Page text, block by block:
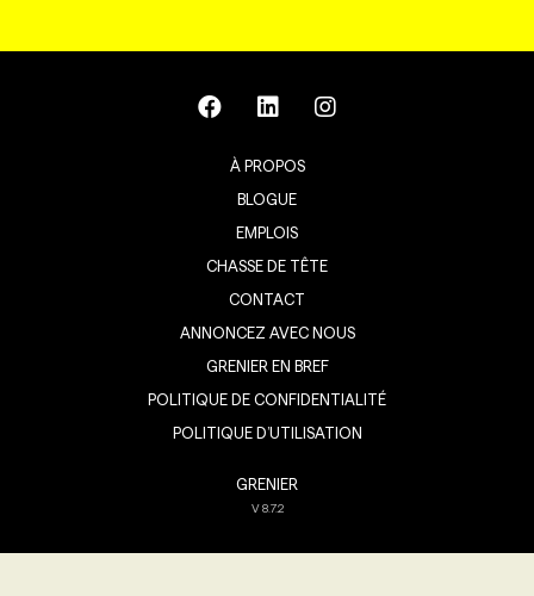
À PROPOS
BLOGUE
EMPLOIS
CHASSE DE TÊTE
CONTACT
ANNONCEZ AVEC NOUS
GRENIER EN BREF
POLITIQUE DE CONFIDENTIALITÉ
POLITIQUE D’UTILISATION
GRENIER
V8.7.2